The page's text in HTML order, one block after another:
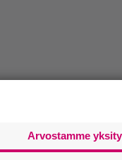
Arvostamme